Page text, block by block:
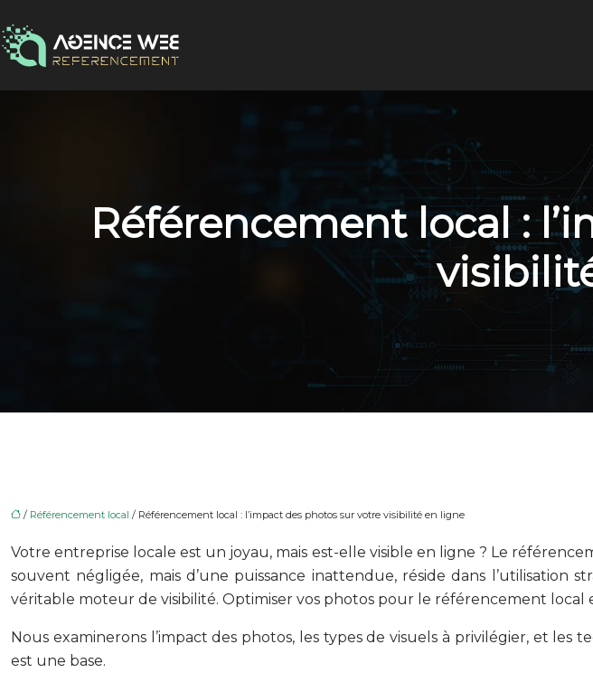
Référencement local :
/ Référencement local / Référencement local : l’impact des photos sur votre visibilité en ligne
Votre entreprise locale est un joyau, mais est-elle visible en ligne ? Le
souvent négligée, mais d’une puissance inattendue, réside dans
véritable moteur de visibilité. Optimiser vos photos pour le référencement local
Nous examinerons l’impact des photos, les types de visuels à privilégier, et
est une base.